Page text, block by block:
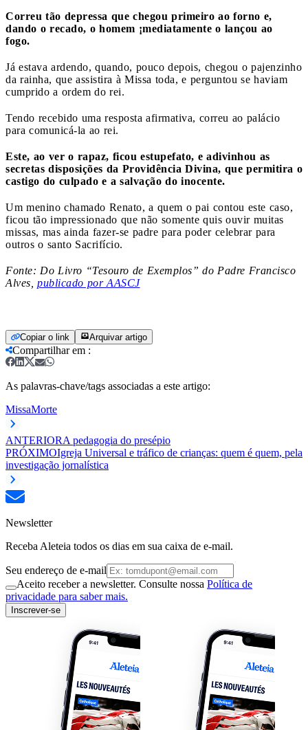
Correu tão depressa que chegou primeiro ao forno e,
dando o recado, o homem ¡mediatamente o lançou ao
fogo.
Já estava ardendo, quando, pouco depois, chegou o pajenzinho
da rainha, que assistira à Missa toda, e perguntou se haviam
cumprido a ordem do rei.
Tendo recebido uma resposta afirmativa, correu ao palácio
para comunicá-la ao rei.
Este, ao ver o rapaz, ficou estupefato, e adivinhou as
secretas disposições da Providência Divina, que permitira o
castigo do culpado e a salvação do inocente.
Um menino chamado Renato, a quem o pai contou este caso,
ficou tão impressionado que não somente quis ouvir muitas
missas, mas ainda fazer-se padre para poder celebrar para
outros o santo Sacrifício.
Fonte: Do Livro “Tesouro de Exemplos” do Padre Francisco
Alves, publicado por AASCJ
Copiar o link Arquivar artigo
Compartilhar em :
As palavras-chave/tags associadas a este artigo:
MissaMorte
ANTERIORA pedagogia do presépio
PRÓXIMOIgreja Universal e tráfico de crianças: quem é quem, pela
investigação jornalística
Newsletter
Receba Aleteia todos os dias em sua caixa de e-mail.
Seu endereço de e-mail
Aceito receber a newsletter. Consulte nossa Política de
privacidade para saber mais.
Inscrever-se